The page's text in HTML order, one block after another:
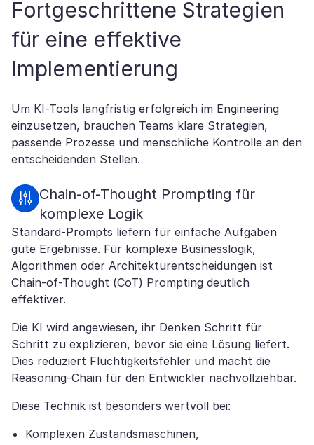
Fortgeschrittene Strategien
für eine effektive
Implementierung
Um KI-Tools langfristig erfolgreich im Engineering
einzusetzen, brauchen Teams klare Strategien,
passende Prozesse und menschliche Kontrolle an den
entscheidenden Stellen.
Chain-of-Thought Prompting für
komplexe Logik
Standard-Prompts liefern für einfache Aufgaben
gute Ergebnisse. Für komplexe Businesslogik,
Algorithmen oder Architekturentscheidungen ist
Chain-of-Thought (CoT) Prompting deutlich
effektiver.
Die KI wird angewiesen, ihr Denken Schritt für
Schritt zu explizieren, bevor sie eine Lösung liefert.
Dies reduziert Flüchtigkeitsfehler und macht die
Reasoning-Chain für den Entwickler nachvollziehbar.
Diese Technik ist besonders wertvoll bei:
Komplexen Zustandsmaschinen,